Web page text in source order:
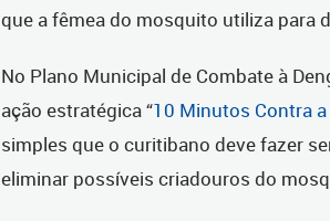
que a fêmea do mosquito utiliza para
No Plano Municipal de Combate à
ação estratégica “10 Minutos Contra
simples que o curitibano deve fazer
eliminar possíveis criadouros do